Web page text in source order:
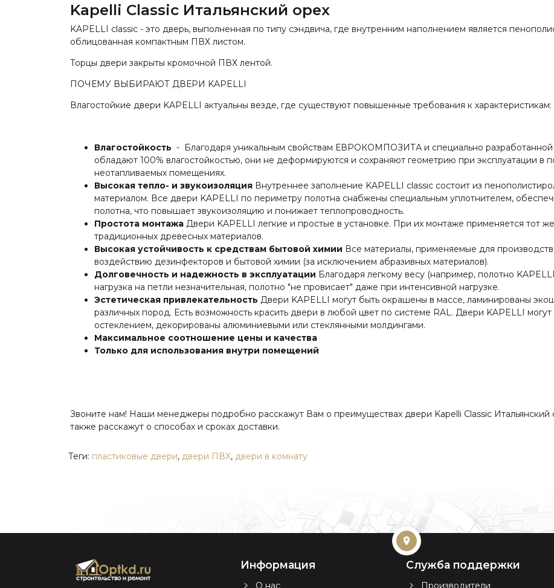
Kapelli Classic Итальянский орех
KAPELLI classic - это дверь, выполненная по типу сэндвича, где внутренним наполнением является
облицованная компактным ПВХ листом.
Торцы двери закрыты кромочной ПВХ лентой.
ПОЧЕМУ ВЫБИРАЮТ ДВЕРИ KAPELLI
Влагостойкие двери KAPELLI актуальны везде, где существуют повышенные требования к характеристикам:
Влагостойкость - Благодаря уникальным свойствам ЕВРОКОМПОЗИТА и специально разработанной
обладают 100% влагостойкостью, они не деформируются и сохраняют геометрию при эксплуатации
неотапливаемых помещениях.
Высокая тепло- и звукоизоляция Внутреннее заполнение KAPELLI classic состоит из
материалом. Все двери KAPELLI по периметру полотна снабжены специальным уплотнителем,
полотна, что повышает звукоизоляцию и понижает теплопроводность.
Простота монтажа Двери KAPELLI легкие и простые в установке. При их монтаже применяется тот
традиционных древесных материалов.
Высокая устойчивость к средствам бытовой химии Все материалы, применяемые для
воздействию дезинфекторов и бытовой химии (за исключением абразивных материалов).
Долговечность и надежность в эксплуатации Благодаря легкому весу (например, полотно
нагрузка на петли незначительная, полотно "не провисает" даже при интенсивной нагрузке.
Эстетическая привлекательность Двери KAPELLI могут быть окрашены в массе, ламинированы
различных пород. Есть возможность красить двери в любой цвет по системе RAL. Двери KAPELLI
остеклением, декорированы алюминиевыми или стеклянными молдингами.
Максимальное соотношение цены и качества
Только для использования внутри помещений
Звоните нам! Наши менеджеры подробно расскажут Вам о преимуществах двери Kapelli Classic Итальянский
также расскажут о способах и сроках доставки.
Теги: пластиковые двери, двери ПВХ, двери в комнату
Информация
О нас
Служба поддержки
Производители